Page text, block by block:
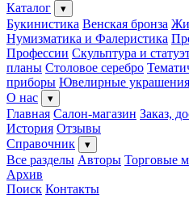
Каталог
▾
Букинистика Венская бронза
Нумизматика и Фалеристика
Профессии Скульптура и
планы Столовое серебро
приборы Ювелирные украшения
О нас
▾
Главная Салон-магазин Заказ,
История Отзывы
Справочник
▾
Все разделы Авторы Торговые
Архив
Поиск Контакты